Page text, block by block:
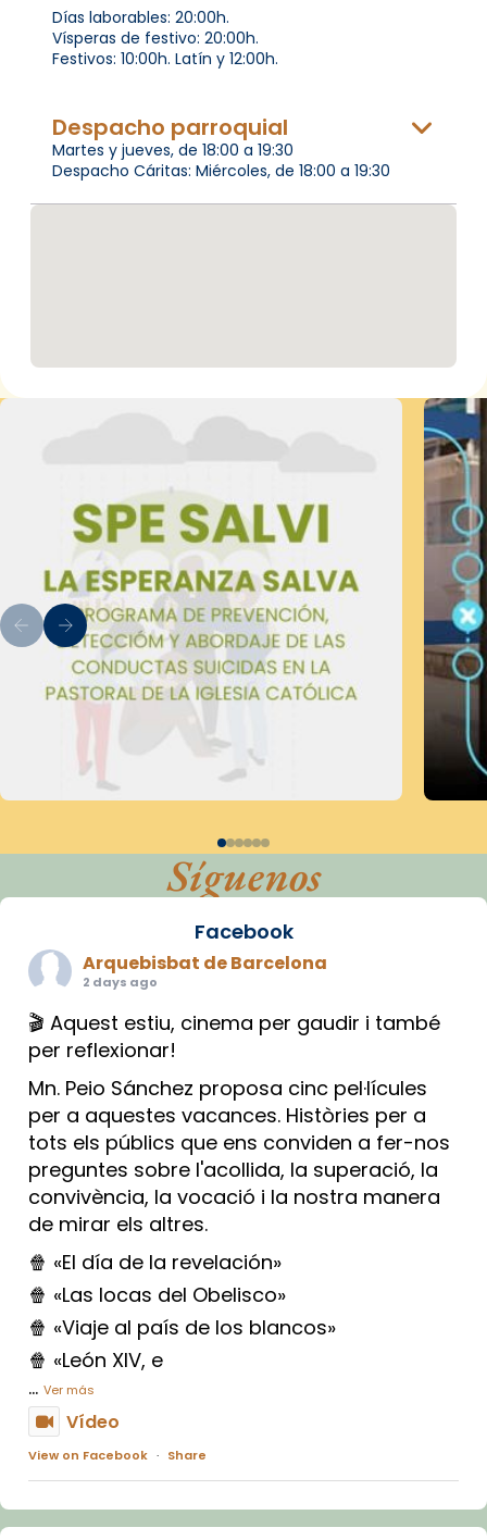
Días laborables: 20:00h.
Vísperas de festivo: 20:00h.
Festivos: 10:00h. Latín y 12:00h.
Despacho parroquial
Martes y jueves, de 18:00 a 19:30
Despacho Cáritas: Miércoles, de 18:00 a 19:30
Síguenos
Facebook
Arquebisbat de Barcelona
2 days ago
🎬 Aquest estiu, cinema per gaudir i també
per reflexionar!
Mn. Peio Sánchez proposa cinc pel·lícules
per a aquestes vacances. Històries per a
tots els públics que ens conviden a fer-nos
preguntes sobre l'acollida, la superació, la
convivència, la vocació i la nostra manera
de mirar els altres.
🍿 «El día de la revelación»
🍿 «Las locas del Obelisco»
🍿 «Viaje al país de los blancos»
🍿 «León XIV, e
... Ver más
Vídeo
View on Facebook · Share
Arquebisbat de Barcelona